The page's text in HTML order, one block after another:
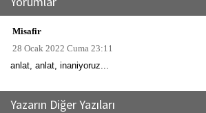
Misafir
28 Ocak 2022 Cuma 23:11
anlat, anlat, inaniyoruz...
Yazarın Diğer Yazıları